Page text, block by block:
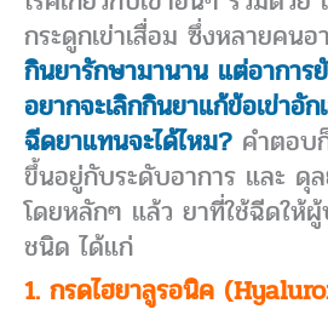
กระดูกเข่าเสื่อม ซึ่งหลายคน
กินยารักษามานาน แต่อาการ
อยากจะเลิกกินยาแก้ข้อเข่าอั
ฉีดยาแทนจะได้ไหม? คำตอบ
ขึ้นอยู่กับระดับอาการ และ ดุ
โดยหลักๆ แล้ว ยาที่ใช้ฉีดให้
ชนิด ได้แก่
1. กรดไฮยาลูรอนิค